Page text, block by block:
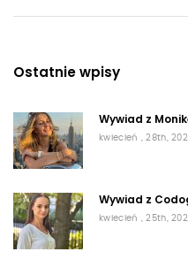
Ostatnie wpisy
Wywiad z
kwiecień , 28th,
Wywiad z
kwiecień , 25th,